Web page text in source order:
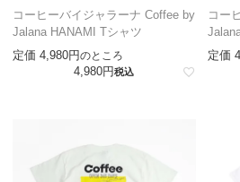
コーヒーバイジャラーナ Coffee by
Jalana HANAMI Tシャツ
定価 4,980 のところ
4,980 税込
コー
定価